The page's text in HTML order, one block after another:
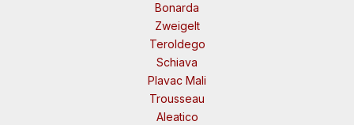
Bonarda
Zweigelt
Teroldego
Schiava
Plavac Mali
Trousseau
Aleatico